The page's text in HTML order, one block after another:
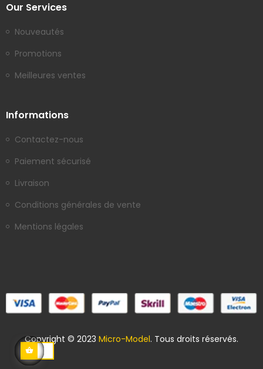
Our Services
Nouveautés
Promotions
Meilleures ventes
Informations
Contactez-nous
Paiement sécurisé
Livraison
Conditions générales de vente
Mentions légales
Copyright © 2023 Micro-Model. Tous droits réservés.